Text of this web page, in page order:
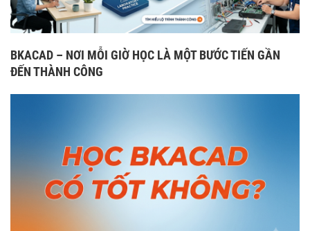
BKACAD – NƠI MỖI GIỜ HỌC LÀ MỘT BƯỚC TIẾN GẦN
ĐẾN THÀNH CÔNG